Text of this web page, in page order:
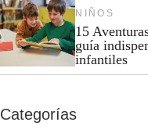
NIÑOS
15
guía
infantiles
Categorías